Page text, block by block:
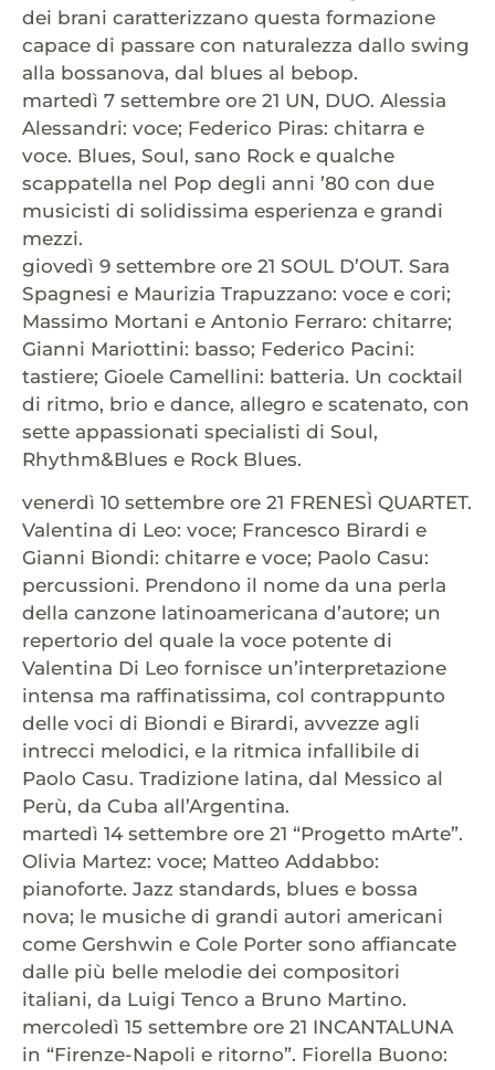
dei brani caratterizzano questa formazione
capace di passare con naturalezza dallo swing
alla bossanova, dal blues al bebop.
martedì 7 settembre ore 21 UN, DUO. Alessia
Alessandri: voce; Federico Piras: chitarra e
voce. Blues, Soul, sano Rock e qualche
scappatella nel Pop degli anni ’80 con due
musicisti di solidissima esperienza e grandi
mezzi.
giovedì 9 settembre ore 21 SOUL D’OUT. Sara
Spagnesi e Maurizia Trapuzzano: voce e cori;
Massimo Mortani e Antonio Ferraro: chitarre;
Gianni Mariottini: basso; Federico Pacini:
tastiere; Gioele Camellini: batteria. Un cocktail
di ritmo, brio e dance, allegro e scatenato, con
sette appassionati specialisti di Soul,
Rhythm&Blues e Rock Blues.
venerdì 10 settembre ore 21 FRENESÌ QUARTET.
Valentina di Leo: voce; Francesco Birardi e
Gianni Biondi: chitarre e voce; Paolo Casu:
percussioni. Prendono il nome da una perla
della canzone latinoamericana d’autore; un
repertorio del quale la voce potente di
Valentina Di Leo fornisce un’interpretazione
intensa ma raffinatissima, col contrappunto
delle voci di Biondi e Birardi, avvezze agli
intrecci melodici, e la ritmica infallibile di
Paolo Casu. Tradizione latina, dal Messico al
Perù, da Cuba all’Argentina.
martedì 14 settembre ore 21 “Progetto mArte”.
Olivia Martez: voce; Matteo Addabbo:
pianoforte. Jazz standards, blues e bossa
nova; le musiche di grandi autori americani
come Gershwin e Cole Porter sono affiancate
dalle più belle melodie dei compositori
italiani, da Luigi Tenco a Bruno Martino.
mercoledì 15 settembre ore 21 INCANTALUNA
in “Firenze-Napoli e ritorno”. Fiorella Buono: